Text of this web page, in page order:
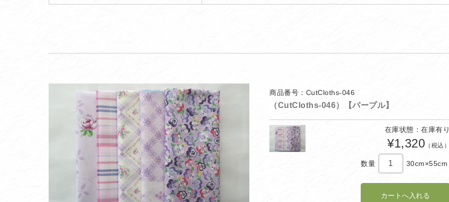
商品番号：CutCloths-046
（CutCloths-046）【パープル】
在庫状態：在庫有り
¥1,320 （税込）
数量 30cm×55cm